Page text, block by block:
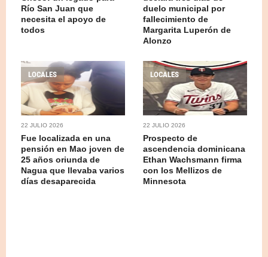
Río San Juan que
necesita el apoyo de
todos
duelo municipal por
fallecimiento de
Margarita Luperón de
Alonzo
LOCALES
22 JULIO 2026
Fue localizada en una
pensión en Mao joven de
25 años oriunda de
Nagua que llevaba varios
días desaparecida
LOCALES
22 JULIO 2026
Prospecto de
ascendencia dominicana
Ethan Wachsmann firma
con los Mellizos de
Minnesota